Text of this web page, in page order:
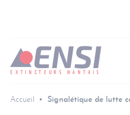
Accueil Signalétique de lutte